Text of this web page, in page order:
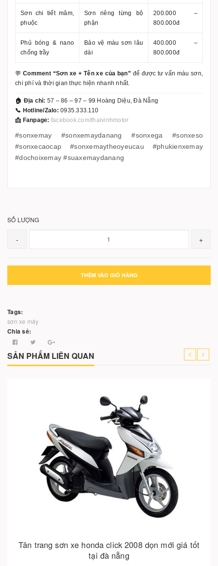
Sơn chi tiết mâm,
phuộc
Sơn riêng từng bộ
phận
200.000 –
800.000đ
Phủ bóng & nano
chống trầy
Bảo vệ màu sơn lâu
dài
400.000 –
800.000đ
💬Comment “Sơn xe + Tên xe của bạn”để được tư vấn màu sơn,
chi phí và thời gian thực hiện nhanh nhất.
🏠 Địa chỉ: 57 – 86 – 97 – 99 Hoàng Diệu, Đà Nẵng
📞 Hotline/Zalo: 0935.333.110
📩 Fanpage: facebook.com/thaivinhmotor
#sonxemay #sonxemaydanang #sonxega #sonxeso
#sonxecaocap #sonxemaytheoyeucau #phukienxemay
#dochoixemay #suaxemaydanang
SỐ LƯỢNG
- +
THÊM VÀO GIỎ HÀNG
Tags:
sơn xe máy
Chia sẻ:
SẢN PHẨM LIÊN QUAN
Tân trang sơn xe honda click 2008 dọn mới giá tốt
tại đà nẵng
Hết hàng